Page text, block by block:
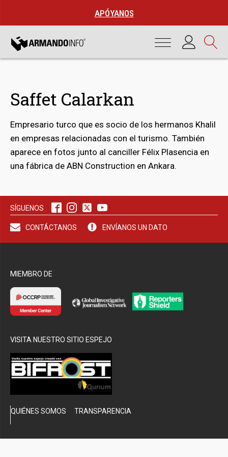
APÓYANOS
Saffet Calarkan
Empresario turco que es socio de los hermanos Khalil
en empresas relacionadas con el turismo. También
aparece en fotos junto al canciller Félix Plasencia en
una fábrica de ABN Construction en Ankara.
SÍGUENOS
CONTÁCTANOS ENVÍANOS UN DATO
MIEMBRO DE
VISITA NUESTRO SITIO ESPEJO
QUIÉNES SOMOS TRANSPARENCIA